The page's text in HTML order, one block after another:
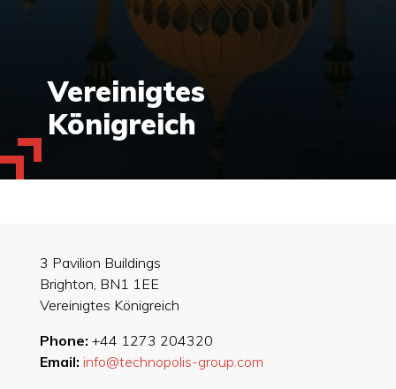
Vereinigtes
Königreich
3 Pavilion Buildings
Brighton, BN1 1EE
Vereinigtes Königreich
Phone: +44 1273 204320
Email: info@technopolis-group.com